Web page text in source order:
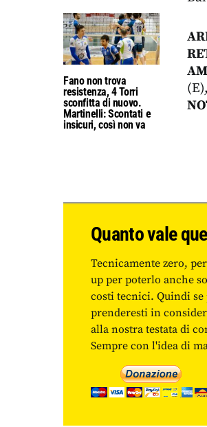
Fano non trova
resistenza, 4 Torri
sconfitta di nuovo.
Martinelli: Scontati e
insicuri, così non va
Quanto vale
Tecnicamente zero,
up per poterlo anche
costi tecnici. Quindi
prenderesti in
alla nostra testata di
Sempre con l'idea di